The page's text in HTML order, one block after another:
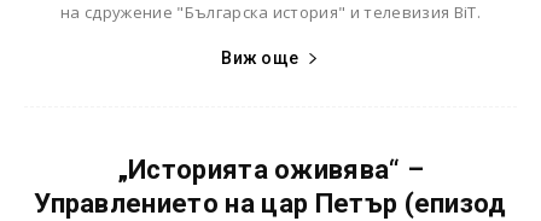
на сдружение "Българска история" и телевизия BiT.
Виж още
„Историята оживява“ –
Управлението на цар Петър (епизод